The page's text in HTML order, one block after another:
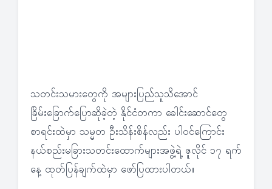
သတင်းသမားတွေကို အများပြည်သူသိအောင်
ခြိမ်းခြောက်ပြောဆိုခဲ့တဲ့ နိုင်ငံတကာ ခေါင်းဆောင်တွေ
စာရင်းထဲမှာ သမ္မတ ဦးသိန်းစိန်လည်း ပါဝင်ကြောင်း
နယ်စည်းမခြားသတင်းထောက်များအဖွဲ့ရဲ့ ဇူလိုင် ၁၇ ရက်
နေ့ ထုတ်ပြန်ချက်ထဲမှာ ဖော်ပြထားပါတယ်။